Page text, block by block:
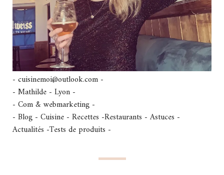
- cuisinemoi@outlook.com -
- Mathilde - Lyon -
- Com & webmarketing -
- Blog - Cuisine - Recettes -Restaurants - Astuces -
Actualités -Tests de produits -